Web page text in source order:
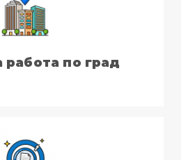
работа по град